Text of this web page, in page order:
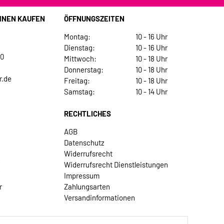
KAUFEN
ÖFFNUNGSZEITEN
Montag:
10 - 16 Uhr
Dienstag:
10 - 16 Uhr
Mittwoch:
10 - 18 Uhr
Donnerstag:
10 - 18 Uhr
Freitag:
10 - 18 Uhr
Samstag:
10 - 14 Uhr
RECHTLICHES
AGB
Datenschutz
Widerrufsrecht
Widerrufsrecht Dienstleistungen
Impressum
Zahlungsarten
Versandinformationen